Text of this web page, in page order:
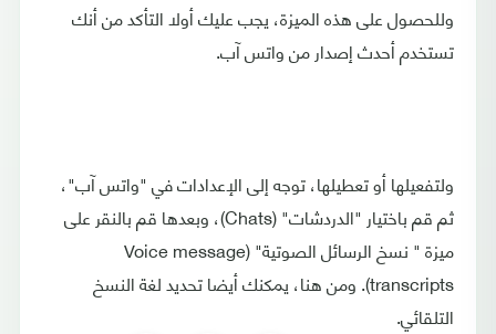
وللحصول على هذه الميزة، يجب عليك أولا التأكد من أنك
تستخدم أحدث إصدار من واتس آب.
ولتفعيلها أو تعطيلها، توجه إلى الإعدادات في "واتس آب"،
ثم قم باختيار "الدردشات" (Chats)، وبعدها قم بالنقر على
ميزة " نسخ الرسائل الصوتية" (Voice message
transcripts). ومن هنا، يمكنك أيضا تحديد لغة النسخ
التلقائي.